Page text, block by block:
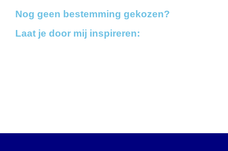
Nog geen bestemming gekozen?
Laat je door mij inspireren: